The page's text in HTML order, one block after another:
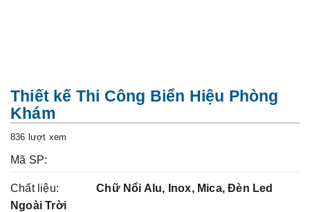
Thiết kế Thi Công Biển Hiệu Phòng
Khám
836 lượt xem
Mã SP:
Chất liệu:
Chữ Nổi Alu, Inox, Mica, Đèn Led
Ngoài Trời